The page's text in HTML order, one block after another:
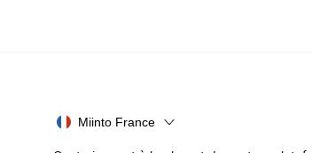
Miinto France